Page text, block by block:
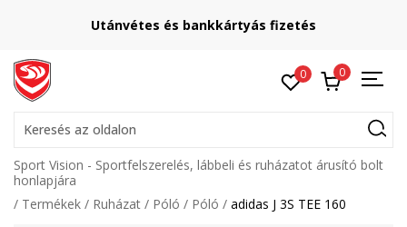
Utánvétes és bankkártyás fizetés
0 0
Keresés az oldalon
Sport Vision - Sportfelszerelés, lábbeli és ruházatot árusító bolt
honlapjára
Termékek
Ruházat Póló Póló adidas J 3S TEE 160